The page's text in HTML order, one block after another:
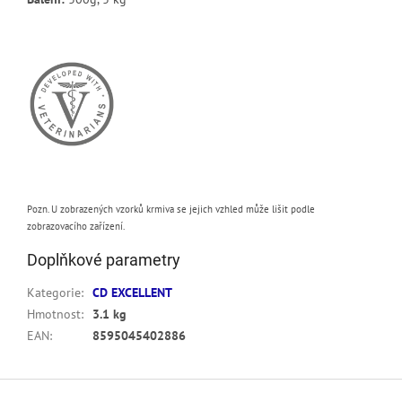
Pozn. U zobrazených vzorků krmiva se jejich vzhled může lišit podle
zobrazovacího zařízení.
Doplňkové parametry
Kategorie: CD EXCELLENT
Hmotnost:
3.1 kg
EAN: 8595045402886